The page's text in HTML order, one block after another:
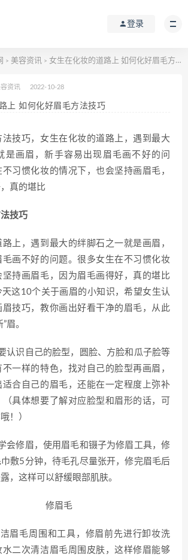
登录
> 美容资讯 > 女生在化妆的道路上 如何化好眉毛方法技巧
资讯 2022-10-28
上 如何化好眉毛方法技巧
技巧，女生在化妆的道路上，遇到最大
是画眉，新手容易出现眉毛画不好的问
习惯化妆的情况下，也会坚持画眉毛，
真的堪比
技巧
上，遇到最大的绊脚石之一就是画眉，
画不好的问题。很多女生在不习惯化妆
坚持画眉毛，因为眉毛画得好，真的堪比
这10个关于画眉的小知识，希望女生认
技巧，教你画出好看干净的眉毛，从此
眉。
认识自己的脸型，圆脸、方脸和瓜子脸等
一样的特色，找对自己的脸型再画眉，
合自己的眉毛，还能在一定程度上弥补
具体想要了解对应脸型和眉形的话，可
！）
会修眉，使用眉毛和镊子为修眉工具，修
敷5分钟，待毛孔尽量张开，修完眉毛后
，这样可以舒缓眼部肌肤。
眉毛周围和工具，修眉前先进行卸妆洗
水二次清洁眉毛周围皮肤，这样修眉能够